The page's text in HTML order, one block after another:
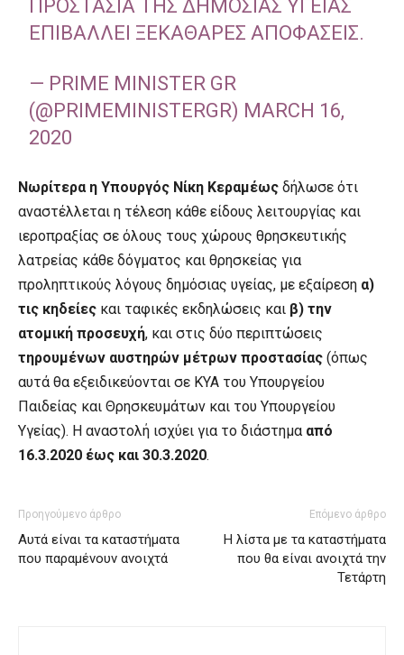
ΠΡΟΣΤΑΣΊΑ ΤΗΣ ΔΗΜΌΣΙΑΣ ΥΓΕΊΑΣ
ΕΠΙΒΆΛΛΕΙ ΞΕΚΆΘΑΡΕΣ ΑΠΟΦΆΣΕΙΣ.
— PRIME MINISTER GR
(@PRIMEMINISTERGR) MARCH 16,
2020
Νωρίτερα η Υπουργός Νίκη Κεραμέως δήλωσε ότι
αναστέλλεται η τέλεση κάθε είδους λειτουργίας και
ιεροπραξίας σε όλους τους χώρους θρησκευτικής
λατρείας κάθε δόγματος και θρησκείας για
προληπτικούς λόγους δημόσιας υγείας, με εξαίρεση α)
τις κηδείες και ταφικές εκδηλώσεις και β) την
ατομική προσευχή, και στις δύο περιπτώσεις
τηρουμένων αυστηρών μέτρων προστασίας (όπως
αυτά θα εξειδικεύονται σε ΚΥΑ του Υπουργείου
Παιδείας και Θρησκευμάτων και του Υπουργείου
Υγείας). Η αναστολή ισχύει για το διάστημα από
16.3.2020 έως και 30.3.2020.
Προηγούμενο άρθρο
Αυτά είναι τα καταστήματα
που παραμένουν ανοιχτά
Επόμενο άρθρο
Η λίστα με τα καταστήματα
που θα είναι ανοιχτά την
Τετάρτη